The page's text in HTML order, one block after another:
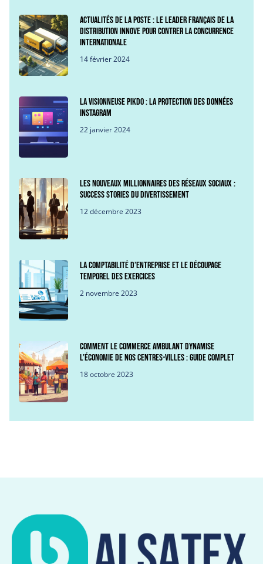
Actualités de La Poste : Le leader français de la
distribution innove pour contrer la concurrence
internationale
14 février 2024
La visionneuse Pikdo : La protection des données
Instagram
22 janvier 2024
Les nouveaux millionnaires des réseaux sociaux :
success stories du divertissement
12 décembre 2023
La comptabilité d’entreprise et le découpage
temporel des exercices
2 novembre 2023
Comment le commerce ambulant dynamise
l’économie de nos centres-villes : guide complet
18 octobre 2023